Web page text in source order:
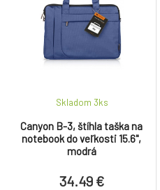
dátové prenosy, odolnosť proti
pádu, vode i prachu zaručia
nerušenú prácu i bezpečie
vašich dát za každých
okolností. Tvorte pri
Canyon B-3, štíhla taška na
notebook do veľkosti 15.6",
modrá
Skladom 3ks
34.49 €